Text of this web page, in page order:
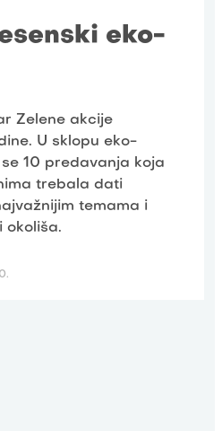
eko-
Zelene akcije
U sklopu eko-
10 predavanja koja
trebala dati
temama i
okoliša.